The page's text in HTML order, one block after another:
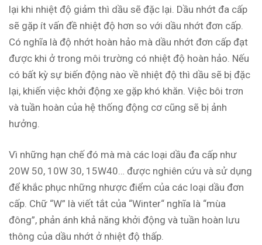
lại khi nhiệt độ giảm thì dầu sẽ đặc lại. Dầu nhớt đa cấp
sẽ gặp ít vấn đề nhiệt độ hơn so với dầu nhớt đơn cấp.
Có nghĩa là độ nhớt hoàn hảo mà dầu nhớt đơn cấp đạt
được khi ở trong môi trường có nhiệt độ hoàn hảo. Nếu
có bất kỳ sự biến động nào về nhiệt độ thì dầu sẽ bị đặc
lại, khiến việc khởi động xe gặp khó khăn. Việc bôi trơn
và tuần hoàn của hệ thống động cơ cũng sẽ bị ảnh
hưởng.
Vì những hạn chế đó mà mà các loại dầu đa cấp như
20W 50, 10W 30, 15W40… được nghiên cứu và sử dụng
để khắc phục những nhược điểm của các loại dầu đơn
cấp. Chữ “W” là viết tắt của “Winter“ nghĩa là “mùa
đông”, phản ánh khả năng khởi động và tuần hoàn lưu
thông của dầu nhớt ở nhiệt độ thấp.